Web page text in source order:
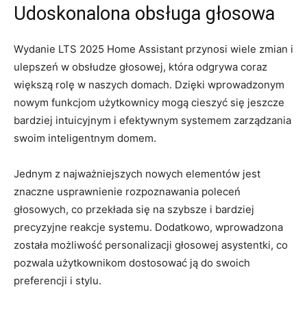
Udoskonalona obsługa głosowa
Wydanie LTS 2025 Home Assistant⁤ przynosi wiele zmian i
ulepszeń w obsłudze głosowej, która odgrywa coraz
większą rolę w naszych ‍domach.‌ Dzięki wprowadzonym
nowym funkcjom użytkownicy⁣ mogą cieszyć się jeszcze
bardziej intuicyjnym i ‍efektywnym systemem ⁤zarządzania
swoim inteligentnym domem.
Jednym z najważniejszych nowych elementów jest
⁤znaczne usprawnienie rozpoznawania poleceń
głosowych, co przekłada‍ się na‌ szybsze‌ i bardziej‍
precyzyjne ⁤reakcje systemu. Dodatkowo, wprowadzona
została możliwość ​personalizacji głosowej​ asystentki,⁣ co
pozwala użytkownikom dostosować ją do swoich
preferencji i stylu.